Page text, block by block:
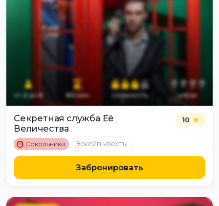
от 2до6 60мин сложность страх
Секретная служба Её
Величества
10
M Сокольники Эскейп квесты
Забронировать